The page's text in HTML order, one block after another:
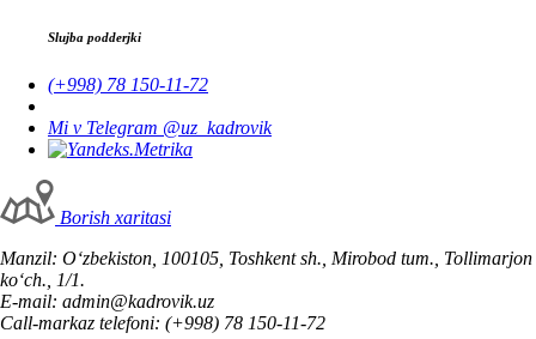
Slujba podderjki
(+998) 78 150-11-72
Mi v Telegram @uz_kadrovik
Borish хaritasi
Manzil: Oʻzbekiston, 100105, Toshkent sh., Mirobod tum., Tollimarjon
koʻch., 1/1.
E-mail: admin@kadrovik.uz
Call-markaz telefoni: (+998) 78 150-11-72